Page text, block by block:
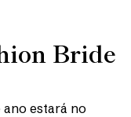
Bride
ano estará no